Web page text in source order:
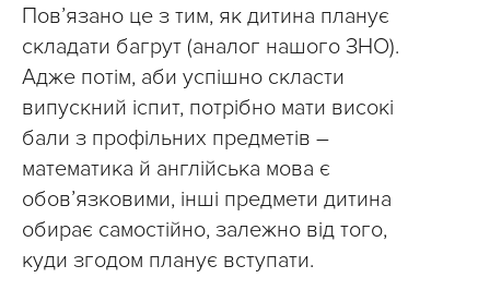
Пов’язано це з тим, як дитина планує
складати багрут (аналог нашого ЗНО).
Адже потім, аби успішно скласти
випускний іспит, потрібно мати високі
бали з профільних предметів –
математика й англійська мова є
обов’язковими, інші предмети дитина
обирає самостійно, залежно від того,
куди згодом планує вступати.